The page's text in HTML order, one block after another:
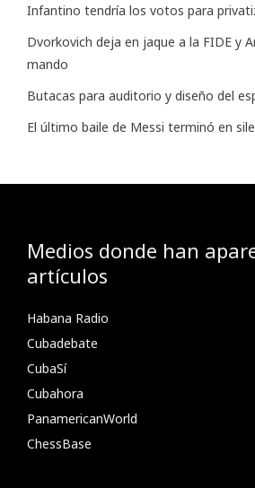
Infantino tendría los votos para
Dvorkovich deja en jaque a la FIDE y
mando
Butacas para auditorio y diseño del
El último baile de Messi terminó en
Medios donde han
artículos
Habana Radio
Cubadebate
CubaSí
Cubahora
PanamericanWorld
ChessBase